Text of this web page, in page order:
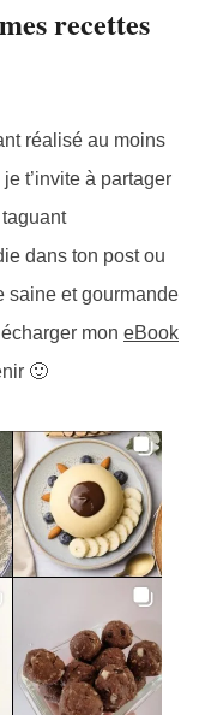
recettes
réalisé au moins
t’invite à partager
dans ton post ou
saine et gourmande
mon eBook
🙂